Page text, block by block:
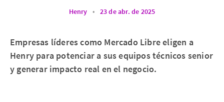
Henry • 23 de abr. de 2025
Empresas líderes como Mercado Libre eligen a
Henry para potenciar a sus equipos técnicos senior
y generar impacto real en el negocio.